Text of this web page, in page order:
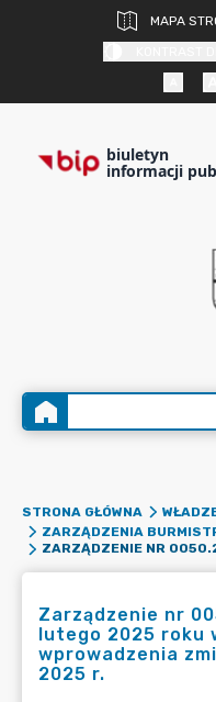
MAPA
biuletyn
informacji
STRONA GŁÓWNA
ZARZĄDZENIA
Zarządzenie nr
lutego 2025 roku
wprowadzenia
2025 r.